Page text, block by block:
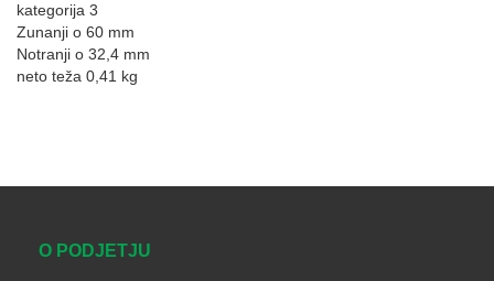
kategorija 3
Zunanji o 60 mm
Notranji o 32,4 mm
neto teža 0,41 kg
O PODJETJU